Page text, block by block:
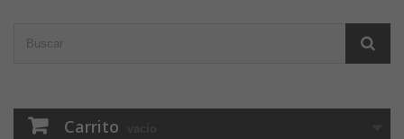
Carrito vacío